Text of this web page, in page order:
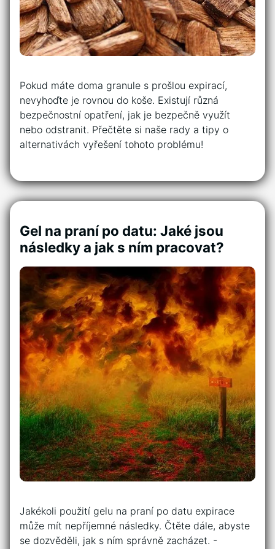
Pokud máte doma granule s prošlou expirací,
nevyhoďte je rovnou do koše. Existují různá
bezpečnostní opatření, jak je bezpečně využít
nebo odstranit. Přečtěte si naše rady a tipy o
alternativách vyřešení tohoto problému!
Gel na praní po datu: Jaké jsou
následky a jak s ním pracovat?
Jakékoli použití gelu na praní po ⁢datu expirace⁤
může mít nepříjemné⁢ následky. Čtěte‌ dále,⁢ abyste
⁢se dozvěděli, jak s ním správně zacházet. -‍